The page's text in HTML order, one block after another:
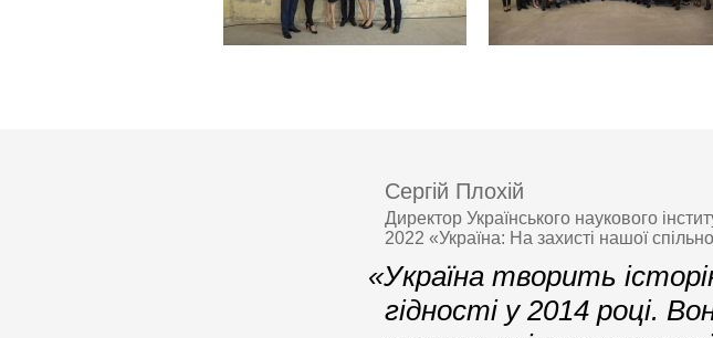
Сергій Плохій
Директор Українського наукового
2022 «Україна: На захисті нашої
«Україна творить
гідності у 2014 році.